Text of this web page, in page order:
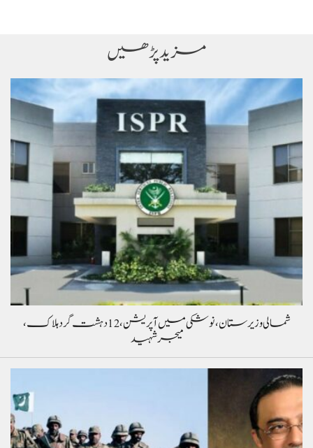
مزید پڑھیں
شمالی وزیرستان، نوشکی میں آپریشن، 12 دہشت گرد ہلاک،
میجر شہید